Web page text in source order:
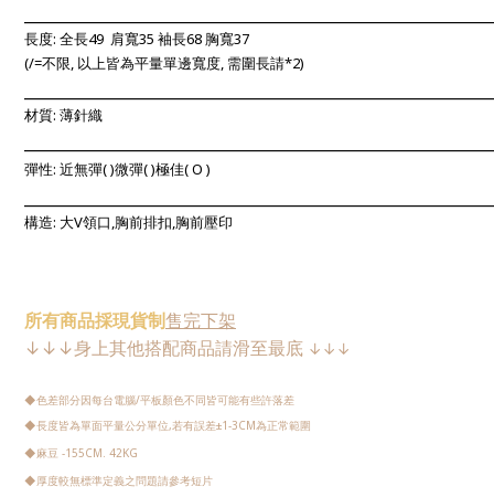
長度: 全長49 肩寬35 袖長68 胸寬37
(/=不限, 以上皆為平量單邊寬度, 需圍長請*2)
材質: 薄針織
彈性: 近無彈()微彈()極佳(O )
構造: 大V領口,胸前排扣,胸前壓印
所有商品採現貨制售完下架
↓ ↓ ↓身上其他搭配商品請滑至最底 ↓ ↓ ↓
◆色差部分因每台電腦/平板顏色不同皆可能有些許落差
◆長度皆為單面平量公分單位,若有誤差±1-3CM為正常範圍
◆麻豆 -155CM. 42KG
◆厚度較無標準定義之問題請參考短片